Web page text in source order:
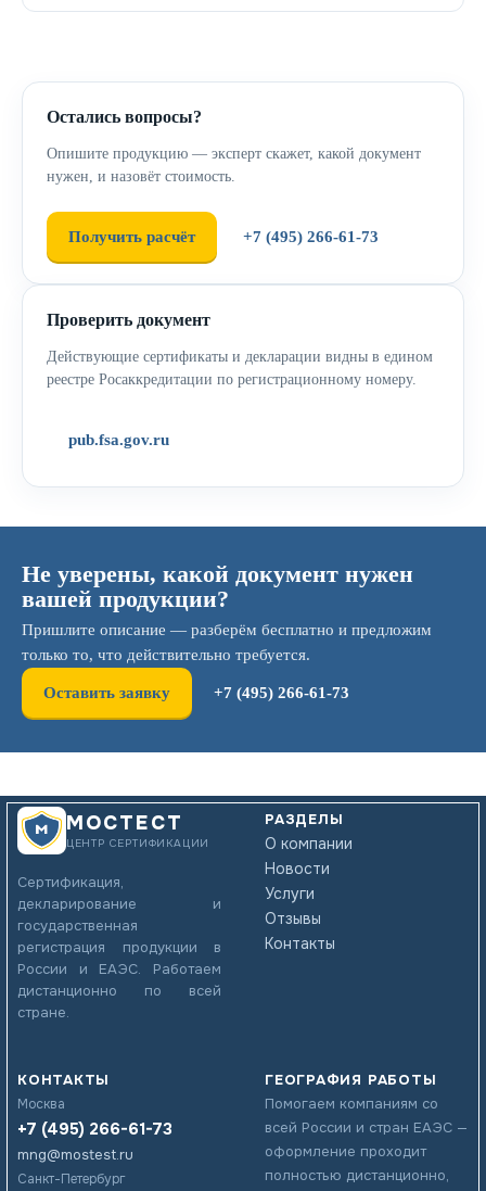
Остались вопросы?
Опишите продукцию — эксперт скажет, какой документ
нужен, и назовёт стоимость.
Получить расчёт +7 (495) 266-61-73
Проверить документ
Действующие сертификаты и декларации видны в едином
реестре Росаккредитации по регистрационному номеру.
pub.fsa.gov.ru
Не уверены, какой документ нужен
вашей продукции?
Пришлите описание — разберём бесплатно и предложим
только то, что действительно требуется.
Оставить заявку +7 (495) 266-61-73
МОСТЕСТ
ЦЕНТР СЕРТИФИКАЦИИ
Сертификация,
декларирование и
государственная
регистрация продукции в
России и ЕАЭС. Работаем
дистанционно по всей
стране.
РАЗДЕЛЫ
О компании
Новости
Услуги
Отзывы
Контакты
КОНТАКТЫ
Москва
+7 (495) 266-61-73
mng@mostest.ru
Санкт-Петербург
ГЕОГРАФИЯ РАБОТЫ
Помогаем компаниям со
всей России и стран ЕАЭС —
оформление проходит
полностью дистанционно,